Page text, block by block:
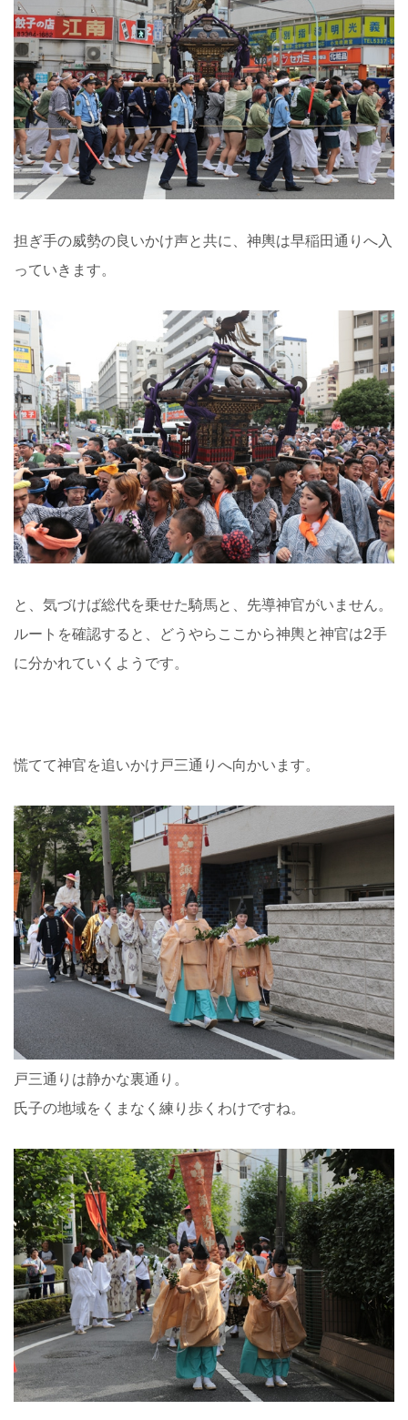
担ぎ手の威勢の良いかけ声と共に、神輿は早稲田通りへ入
っていきます。
と、気づけば総代を乗せた騎馬と、先導神官がいません。
ルートを確認すると、どうやらここから神輿と神官は2手
に分かれていくようです。
慌てて神官を追いかけ戸三通りへ向かいます。
戸三通りは静かな裏通り。
氏子の地域をくまなく練り歩くわけですね。